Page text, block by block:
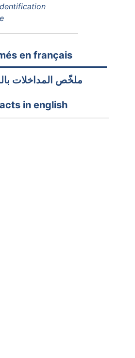
en français
ملخّص المداخلات
in english